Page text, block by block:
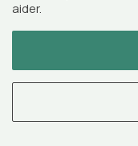
aider.